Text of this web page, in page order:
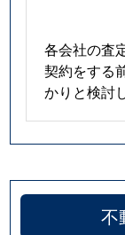
各会社の査
契約をする
かりと検討
不